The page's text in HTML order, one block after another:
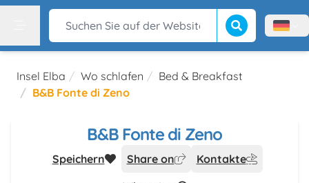
Suchen Sie auf der Website Suche beginnen
Menù
Insel Elba Wo schlafen
Bed & Breakfast
B&B Fonte di Zeno
B&B Fonte di Zeno
Speichern Share on
Kontakte